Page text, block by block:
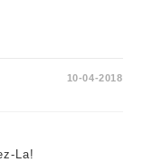
10-04-2018
La!